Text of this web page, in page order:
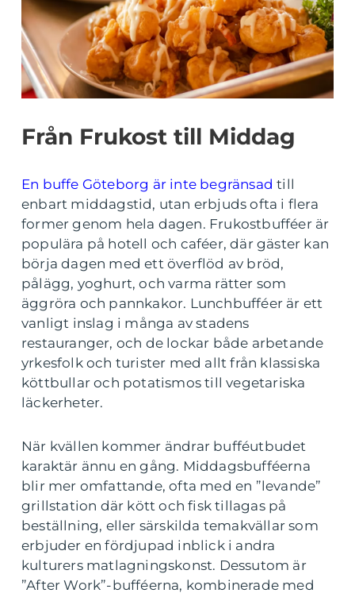
Från Frukost till Middag
En buffe Göteborg är inte begränsad till
enbart middagstid, utan erbjuds ofta i flera
former genom hela dagen. Frukostbufféer är
populära på hotell och caféer, där gäster kan
börja dagen med ett överflöd av bröd,
pålägg, yoghurt, och varma rätter som
äggröra och pannkakor. Lunchbufféer är ett
vanligt inslag i många av stadens
restauranger, och de lockar både arbetande
yrkesfolk och turister med allt från klassiska
köttbullar och potatismos till vegetariska
läckerheter.
När kvällen kommer ändrar bufféutbudet
karaktär ännu en gång. Middagsbufféerna
blir mer omfattande, ofta med en ”levande”
grillstation där kött och fisk tillagas på
beställning, eller särskilda temakvällar som
erbjuder en fördjupad inblick i andra
kulturers matlagningskonst. Dessutom är
”After Work”-bufféerna, kombinerade med